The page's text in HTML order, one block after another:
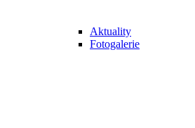
Aktuality
Fotogalerie